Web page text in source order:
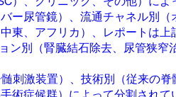
ー尿管鏡）、流通チャネル別
、アフリカ）、レポートは上
別（腎臓結石除去、尿管狭窄
激装置）、技術別（従来の脊